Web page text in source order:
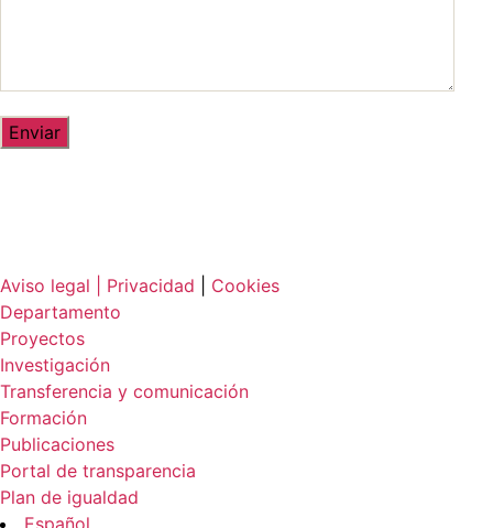
Aviso legal | Privacidad
Cookies
Departamento
Proyectos
Investigación
Transferencia y comunicación
Formación
Publicaciones
Portal de transparencia
Plan de igualdad
Español